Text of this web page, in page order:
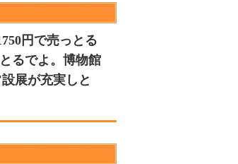
円で売っとる
るでよ。博物館
展が充実しと